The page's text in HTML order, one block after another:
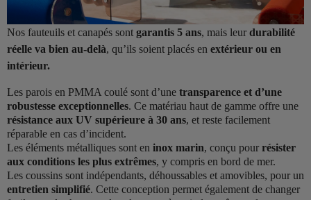
Nos fauteuils et canapés sont garantis 5 ans, mais leur durabilité
réelle va bien au-delà, qu’ils soient placés en extérieur ou en
intérieur.
Les parois en PMMA coulé sont d’une transparence et d’une
robustesse exceptionnelles. Ce matériau haut de gamme offre une
résistance aux UV supérieure à 30 ans, et reste facilement
réparable en cas d’incident.
Les éléments métalliques sont en inox marin, conçu pour résister
aux conditions les plus extrêmes, y compris en bord de mer.
Les coussins sont indépendants, déhoussables et amovibles, pour un
entretien simplifié. Cette conception permet également de changer